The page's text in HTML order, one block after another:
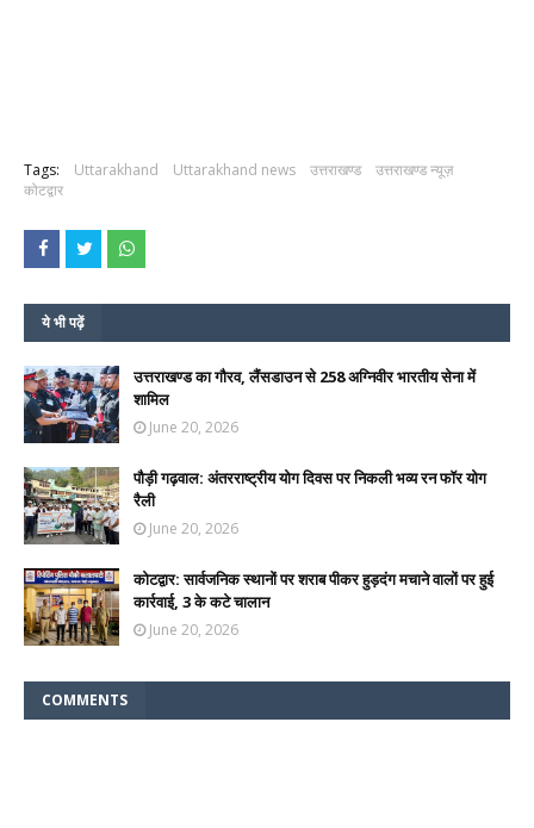
Tags: Uttarakhand Uttarakhand news उत्तराखण्ड
उत्तराखण्ड न्यूज़
कोटद्वार
ये भी पढ़ें
उत्तराखण्ड का गौरव, लैंसडाउन से 258 अग्निवीर भारतीय सेना में
शामिल
June 20, 2026
पौड़ी गढ़वाल: अंतरराष्ट्रीय योग दिवस पर निकली भव्य रन फॉर योग
रैली
June 20, 2026
कोटद्वार: सार्वजनिक स्थानों पर शराब पीकर हुड़दंग मचाने वालों पर हुई
कार्रवाई, 3 के कटे चालान
June 20, 2026
COMMENTS